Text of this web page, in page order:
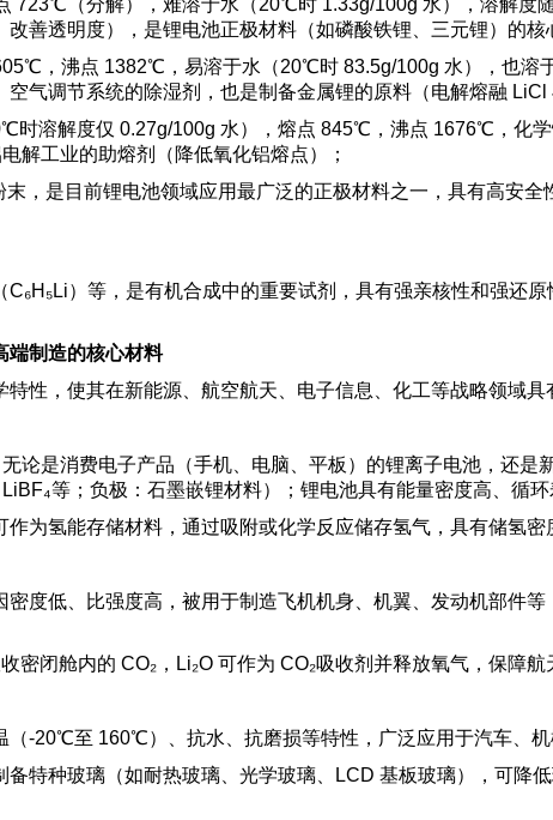
善透明度），是锂电池正极材料（如磷酸铁锂、三元锂）的核
，沸点 1382℃，易溶于水（20℃时 83.5g/100g 水），也溶
气调节系统的除湿剂，也是制备金属锂的原料（电解熔融 LiCl
时溶解度仅 0.27g/100g 水），熔点 845℃，沸点 1676℃，化
解工业的助熔剂（降低氧化铝熔点）；
，是目前锂电池领域应用最广泛的正极材料之一，具有高安
）等，是有机合成中的重要试剂，具有强亲核性和强还
端制造的核心材料
性，使其在新能源、航空航天、电子信息、化工等战略领域
论是消费电子产品（手机、电脑、平板）的锂离子电池，还
等；负极：石墨嵌锂材料）；锂电池具有能量密度高、循
为氢能存储材料，通过吸附或化学反应储存氢气，具有储氢
度低、比强度高，被用于制造飞机机身、机翼、发动机部件
密闭舱内的 CO₂，Li₂O 可作为 CO₂吸收剂并释放氧气，保障
（-20℃至 160℃）、抗水、抗磨损等特性，广泛应用于汽车、机
特种玻璃（如耐热玻璃、光学玻璃、LCD 基板玻璃），可